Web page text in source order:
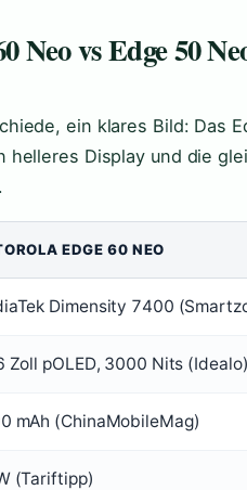
Neo vs Edge 50
ein klares Bild: Das
helleres Display und die
EDGE 60 NEO
Dimensity 7400
Zoll pOLED, 3000 Nits
mAh (ChinaMobileMag)
(Tariftipp)